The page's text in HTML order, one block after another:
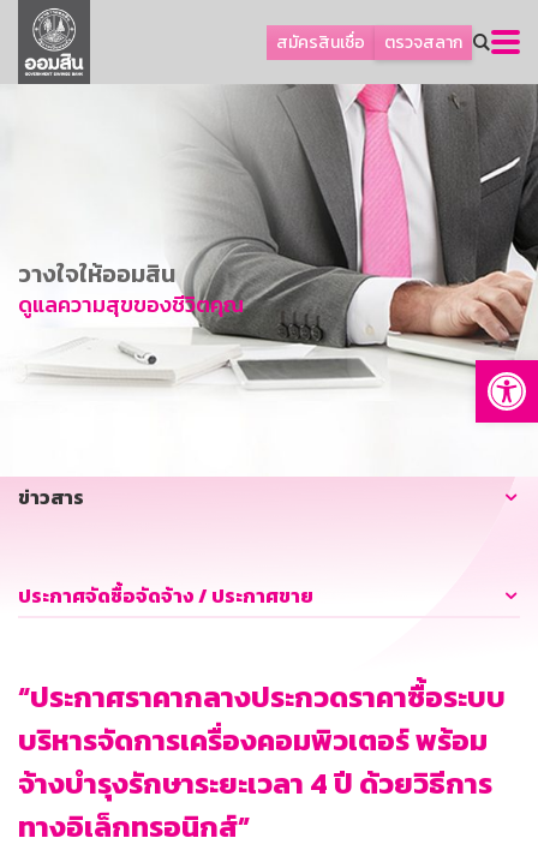
สมัครสินเชื่อ ตรวจสลาก
ลูกค้าธุรกิจ
ลูกค้าผู้ประกอบรายย่อย
การพัฒนาที่ยั่งยืน
ข่าวสาร
บริการทางการเงิน
อื่นๆ
วางใจให้ออมสิน
ดูแลความสุขของชีวิตคุณ
ข่าวสาร
ประกาศจัดซื้อจัดจ้าง / ประกาศขาย
“ประกาศราคากลางประกวดราคาซื้อระบบ
บริหารจัดการเครื่องคอมพิวเตอร์ พร้อม
จ้างบำรุงรักษาระยะเวลา 4 ปี ด้วยวิธีการ
ทางอิเล็กทรอนิกส์”